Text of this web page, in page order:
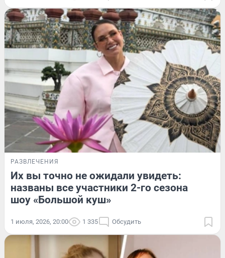
РАЗВЛЕЧЕНИЯ
Их вы точно не ожидали увидеть:
названы все участники 2-го сезона
шоу «Большой куш»
1 июля, 2026, 20:00 1 335 Обсудить